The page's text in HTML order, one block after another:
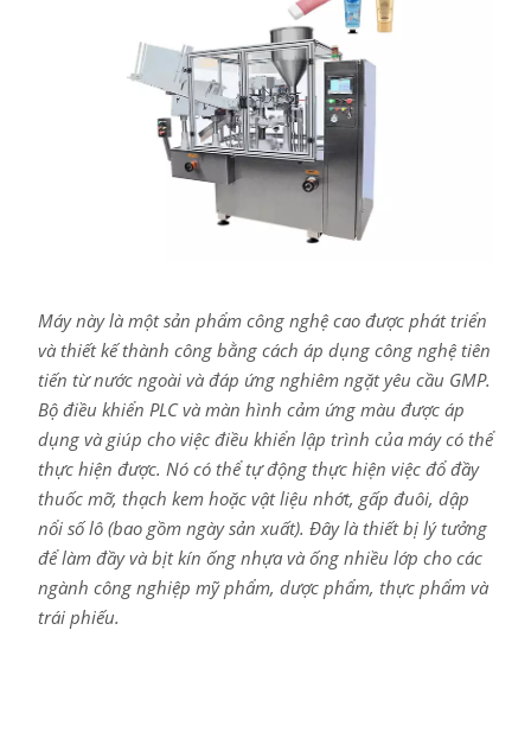
Máy này là một sản phẩm công nghệ cao được phát triển
và thiết kế thành công bằng cách áp dụng công nghệ tiên
tiến từ nước ngoài và đáp ứng nghiêm ngặt yêu cầu GMP.
Bộ điều khiển PLC và màn hình cảm ứng màu được áp
dụng và giúp cho việc điều khiển lập trình của máy có thể
thực hiện được. Nó có thể tự động thực hiện việc đổ đầy
thuốc mỡ, thạch kem hoặc vật liệu nhớt, gấp đuôi, dập
nổi số lô (bao gồm ngày sản xuất). Đây là thiết bị lý tưởng
để làm đầy và bịt kín ống nhựa và ống nhiều lớp cho các
ngành công nghiệp mỹ phẩm, dược phẩm, thực phẩm và
trái phiếu.